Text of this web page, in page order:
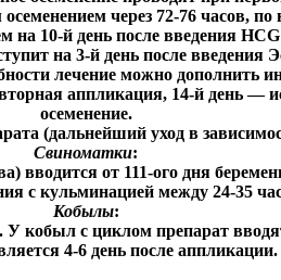
через 72-76 часов,
10-й день после введения
на 3-й день после введения
лечение можно дополнить
аппликация, 14-й день —
осеменение.
(дальнейший уход в
Свиноматки:
вводится от 111-ого дня
с кульминацией между 24-35
Кобылы:
У кобыл с циклом препарат
4-6 день после аппликации.